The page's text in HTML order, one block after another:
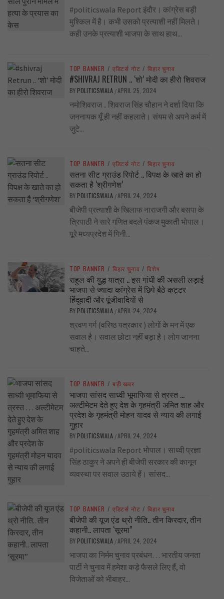
#politicswala Report इंदौर। कांग्रेस बड़ी
मुश्किल में है। कभी उसको प्रत्याशी नहीं मिलते।
कही उनके प्रत्याशी भाजपा के साथ हाथ...
TOP BANNER / एडिटर्स नोट / बिहार चुनाव
#SHIVRAJ RETRUN .. ‘शो’ मोदी का हीरो शिवराज
BY POLITICSWALA /APRIL 25, 2024
नमोशिवराज .. शिवराज सिंह चौहान ने दर्शा दिया कि
जननायक यूँ ही नहीं कहलाते। संयम से अपने कर्म में
जुटे...
TOP BANNER / एडिटर्स नोट / बिहार चुनाव
सतना सीट ग्राउंड रिपोर्ट .. विपक्ष के खाते का हो
सकता है ‘श्रीगणेश’
BY POLITICSWALA /APRIL 24, 2024
बीजेपी प्रत्याशी के खिलाफ नाराजगी और बसपा के
त्रिपाठी ने सारे गणित बदले पंकज मुकाती भोपाल।
पूरे मध्यप्रदेश में गिनी...
TOP BANNER / बिहार चुनाव / विशेष
राहुल की युद्ध यात्रा .. इस गांधी की असली लड़ाई
भाजपा से ज्यादा कांग्रेस में छिपे बैठे कट्टर
हिंदूवादी और पूंजीवादियों से
BY POLITICSWALA /APRIL 24, 2024
श्रवण गर्ग (वरिष्ठ पत्रकार ) लोगों के मन में एक
सवाल है। सवाल छोटा नहीं बड़ा है। लोग जानना
चाहते...
TOP BANNER / बड़ी खबर
भाजपा सांसद साध्वी भूमाफिया से त्रस्त …
अल्टीमेटम देते हुए देश के गृहमंत्री अमित शाह और
प्रदेश के गृहमंत्री मोहन यादव से न्याय की लगाई
गुहार
BY POLITICSWALA /APRIL 24, 2024
#politicswala Report भोपाल। साध्वी प्रज्ञा
सिंह ठाकुर ने अपने ही बीजेपी सरकार की कानून
व्यवस्था पर सवाल उठाये हैं। सांसद...
TOP BANNER / एडिटर्स नोट / बिहार चुनाव
बीजेपी की यूज एंड थ्रो नीति.. तीन किरदार, तीन
कहानी.. लापता ‘सूरमा”
BY POLITICSWALA /APRIL 24, 2024
भाजपा का निर्मम चुनाव प्रबंधन… भारतीय जनता
पार्टी ने चुनाव में हमेशा कड़े फैसले लिए हैं, वो
विजेताओं को भीबाहर...